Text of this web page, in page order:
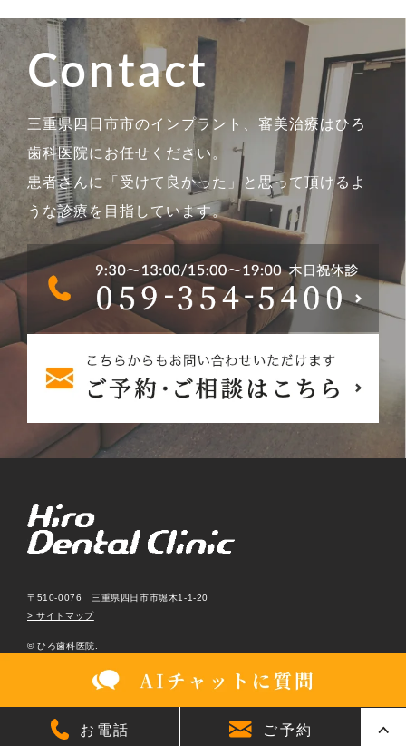
Contact
三重県四日市市のインプラント、審美治療はひろ
歯科医院にお任せください。
患者さんに「受けて良かった」と思って頂けるよ
うな診療を目指しています。
〒510-0076 三重県四日市市堀木1-1-20
> サイトマップ
© ひろ歯科医院.